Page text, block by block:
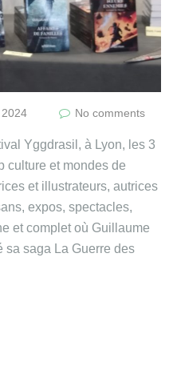
No comments
Yggdrasil, à Lyon, les 3
culture et mondes de
et illustrateurs, autrices
expos, spectacles,
et complet où Guillaume
sa saga La Guerre des